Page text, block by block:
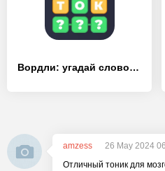
Вордли: угадай слово из 5 букв - [MOD Много монет]
amzess
26 May 2024
Отличный тоник для